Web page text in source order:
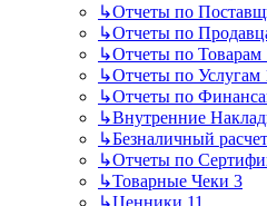
↳Отчеты по
↳Отчеты по
↳Отчеты по Товарам
↳Отчеты по Услугам
↳Отчеты по
↳Внутренние
↳Безналичный расчет
↳Отчеты по
↳Товарные Чеки 3
↳Ценники 11